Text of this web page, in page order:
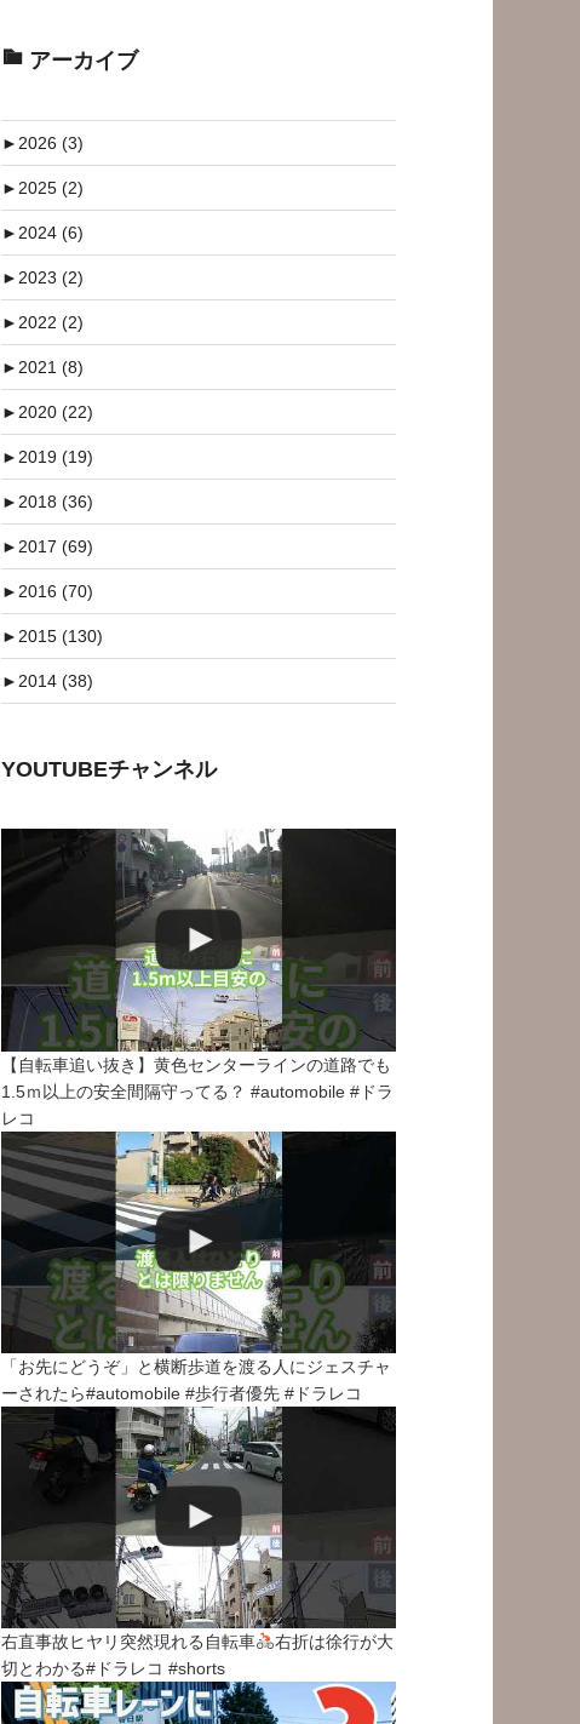
アーカイブ
►2026 (3)
►2025 (2)
►2024 (6)
►2023 (2)
►2022 (2)
►2021 (8)
►2020 (22)
►2019 (19)
►2018 (36)
►2017 (69)
►2016 (70)
►2015 (130)
►2014 (38)
YOUTUBEチャンネル
【自転車追い抜き】黄色センターラインの道路でも
1.5ｍ以上の安全間隔守ってる？ #automobile #ドラ
レコ
「お先にどうぞ」と横断歩道を渡る人にジェスチャ
ーされたら#automobile #歩行者優先 #ドラレコ
右直事故ヒヤリ突然現れる自転車
右折は徐行が大
切とわかる#ドラレコ #shorts